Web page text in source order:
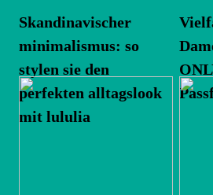
Skandinavischer
minimalismus: so
stylen sie den
perfekten alltagslook
mit lululia